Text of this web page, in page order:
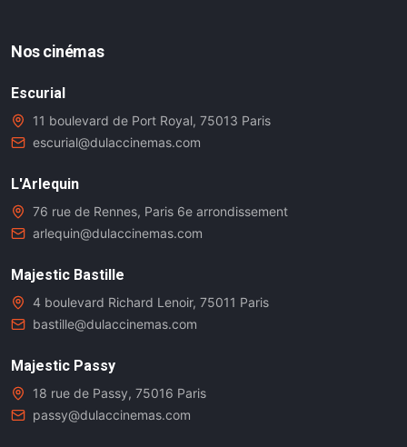
Nos cinémas
Escurial
11 boulevard de Port Royal, 75013 Paris
escurial@dulaccinemas.com
L'Arlequin
76 rue de Rennes, Paris 6e arrondissement
arlequin@dulaccinemas.com
Majestic Bastille
4 boulevard Richard Lenoir, 75011 Paris
bastille@dulaccinemas.com
Majestic Passy
18 rue de Passy, 75016 Paris
passy@dulaccinemas.com